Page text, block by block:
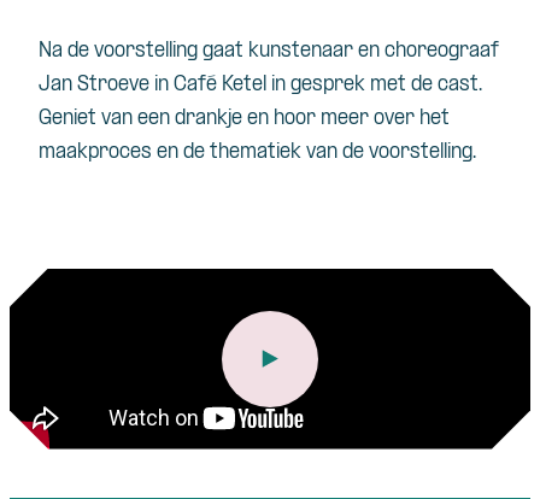
Na de voorstelling gaat kunstenaar en choreograaf
Jan Stroeve in Café Ketel in gesprek met de cast.
Geniet van een drankje en hoor meer over het
maakproces en de thematiek van de voorstelling.